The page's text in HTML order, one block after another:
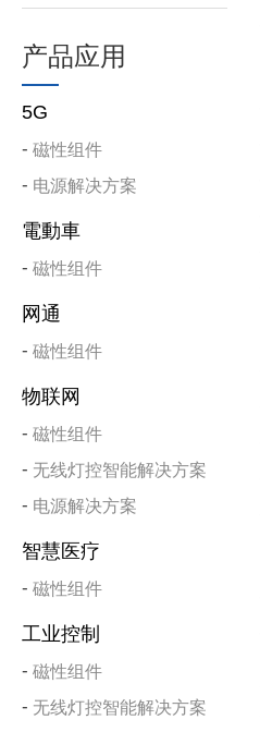
产品应用
5G
磁性组件
电源解决方案
電動車
磁性组件
网通
磁性组件
物联网
磁性组件
无线灯控智能解决方案
电源解决方案
智慧医疗
磁性组件
工业控制
磁性组件
无线灯控智能解决方案